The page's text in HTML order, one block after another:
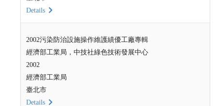
Details
2002污染防治設施操作維護績優工廠專輯
經濟部工業局，中技社綠色技術發展中心
2002
經濟部工業局
臺北市
Details